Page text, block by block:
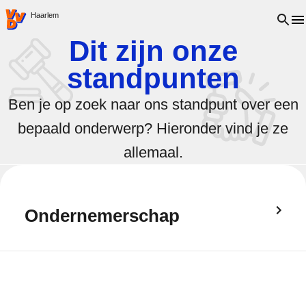
VVD.nl - Ga naar de homepage
Haarlem Open
Dit zijn onze
standpunten
Ben je op zoek naar ons standpunt over een
bepaald onderwerp? Hieronder vind je ze
allemaal.
Ondernemerschap